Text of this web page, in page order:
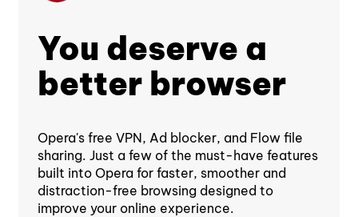
You deserve a
better browser
Opera's free VPN, Ad blocker, and Flow file
sharing. Just a few of the must-have features
built into Opera for faster, smoother and
distraction-free browsing designed to
improve your online experience.